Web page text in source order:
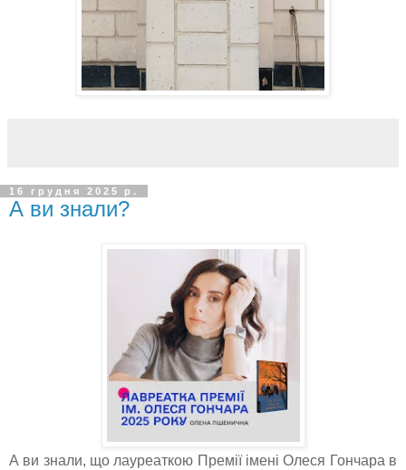
16 грудня 2025 р.
А ви знали?
А ви знали, що лауреаткою Премії імені Олеся Гончара в